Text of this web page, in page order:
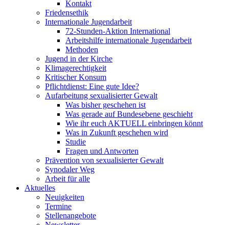
Kontakt
Friedensethik
Internationale Jugendarbeit
72-Stunden-Aktion International
Arbeitshilfe internationale Jugendarbeit
Methoden
Jugend in der Kirche
Klimagerechtigkeit
Kritischer Konsum
Pflichtdienst: Eine gute Idee?
Aufarbeitung sexualisierter Gewalt
Was bisher geschehen ist
Was gerade auf Bundesebene geschieht
Wie ihr euch AKTUELL einbringen könnt
Was in Zukunft geschehen wird
Studie
Fragen und Antworten
Prävention von sexualisierter Gewalt
Synodaler Weg
Arbeit für alle
Aktuelles
Neuigkeiten
Termine
Stellenangebote